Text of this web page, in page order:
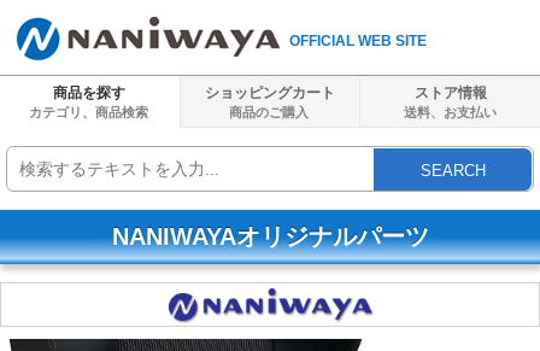
OFFICIAL WEB SITE
商品を探す
カテゴリ、商品検索
ショッピングカート
商品のご購入
ストア情報
送料、 お支払い
SEARCH
NANIWAYAオリジナルパーツ